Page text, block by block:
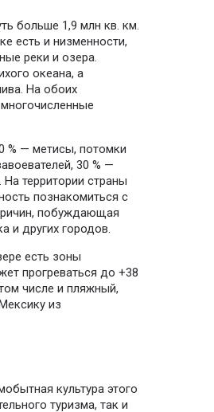
больше 1,9 млн кв. км.
есть и низменности,
реки и озера.
океана, а
На обоих
% — метисы, потомки
30 % —
территории страны
познакомиться с
побуждающая
и других городов.
есть зоны
прогреваться до +38
числе и пляжный,
из
культура этого
туризма, так и